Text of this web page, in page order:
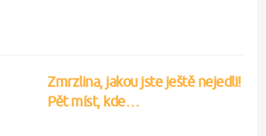
Zmrzlina, jakou jste ještě nejedli!
Pět míst, kde…